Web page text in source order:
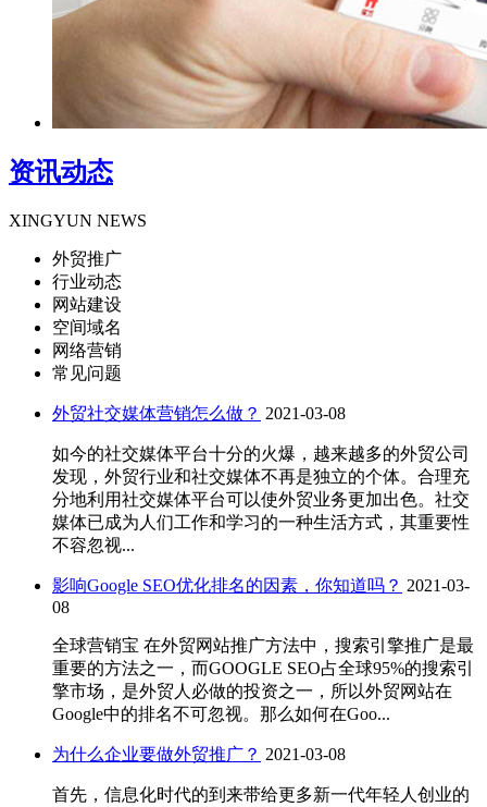
资讯动态
XINGYUN NEWS
外贸推广
行业动态
网站建设
空间域名
网络营销
常见问题
外贸社交媒体营销怎么做？ 2021-03-08
如今的社交媒体平台十分的火爆，越来越多的外贸公司
发现，外贸行业和社交媒体不再是独立的个体。合理充
分地利用社交媒体平台可以使外贸业务更加出色。社交
媒体已成为人们工作和学习的一种生活方式，其重要性
不容忽视...
影响Google SEO优化排名的因素，你知道吗？ 2021-03-
08
全球营销宝 在外贸网站推广方法中，搜索引擎推广是最
重要的方法之一，而GOOGLE SEO占全球95%的搜索引
擎市场，是外贸人必做的投资之一，所以外贸网站在
Google中的排名不可忽视。那么如何在Goo...
为什么企业要做外贸推广？ 2021-03-08
首先，信息化时代的到来带给更多新一代年轻人创业的